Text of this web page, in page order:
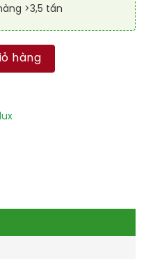
>3,5 tấn
Chantilly Cream) số
hàng